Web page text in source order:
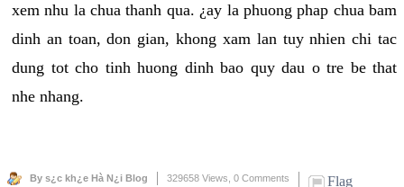
xem nhu la chua thanh qua. ¿ay la phuong phap chua bam
dinh an toan, don gian, khong xam lan tuy nhien chi tac
dung tot cho tinh huong dinh bao quy dau o tre be that
nhe nhang.
By s¿c kh¿e Hà N¿i Blog 329658 Views, 0 Comments Flag